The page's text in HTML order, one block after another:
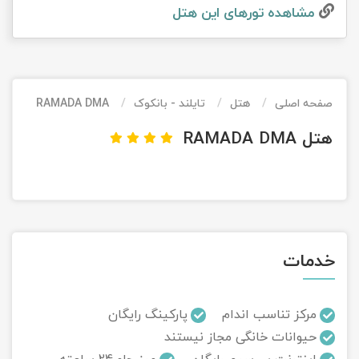
مشاهده تور‌های این هتل
صفحه اصلی هتل تایلند - بانکوک RAMADA DMA
هتل RAMADA DMA
خدمات
مرکز تناسب اندام
پارکینگ رایگان
حیوانات خانگی مجاز نیستند
تور کویر کاراکال
تور کویر مصر
تور ماسوله
تور مرداب سراوان
تور گلستان
تور کیش از ساری
اقساطی
تور کیش از بندرعباس
اقساطی
تور قزاقستان اقساطی
تور زیارتی اقساطی